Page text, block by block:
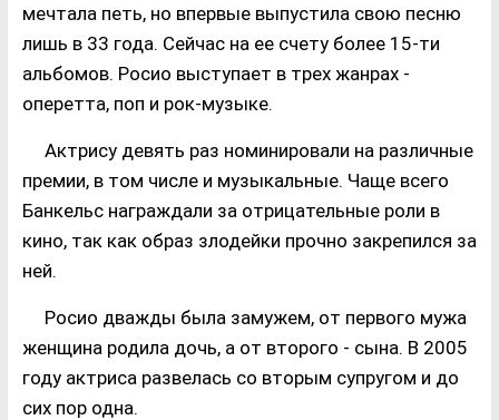
мечтала петь, но впервые выпустила свою песню
лишь в 33 года. Сейчас на ее счету более 15-ти
альбомов. Росио выступает в трех жанрах -
оперетта, поп и рок-музыке.
Актрису девять раз номинировали на различные
премии, в том числе и музыкальные. Чаще всего
Банкельс награждали за отрицательные роли в
кино, так как образ злодейки прочно закрепился за
ней.
Росио дважды была замужем, от первого мужа
женщина родила дочь, а от второго - сына. В 2005
году актриса развелась со вторым супругом и до
сих пор одна.